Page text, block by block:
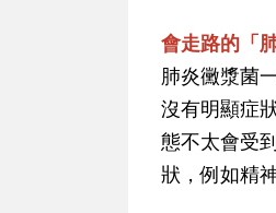
會走路的「
肺炎黴漿菌
沒有明顯症
態不太會受
狀，例如精